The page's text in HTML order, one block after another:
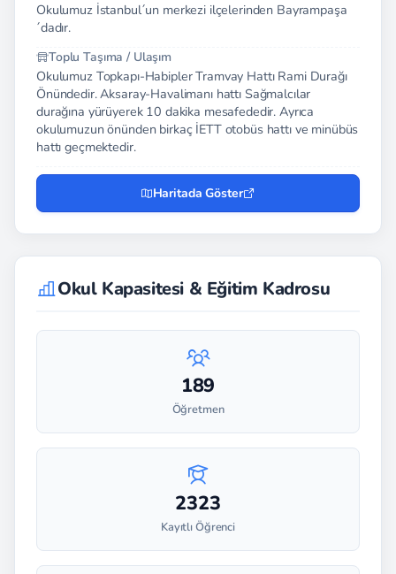
Okulumuz İstanbul´un merkezi ilçelerinden Bayrampaşa
´dadır.
Toplu Taşıma / Ulaşım
Okulumuz Topkapı-Habipler Tramvay Hattı Rami Durağı
Önündedir. Aksaray-Havalimanı hattı Sağmalcılar
durağına yürüyerek 10 dakika mesafededir. Ayrıca
okulumuzun önünden birkaç İETT otobüs hattı ve minübüs
hattı geçmektedir.
Haritada Göster
Okul Kapasitesi & Eğitim Kadrosu
189
Öğretmen
2323
Kayıtlı Öğrenci